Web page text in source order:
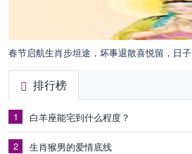
春节启航生肖步坦途，坏事退散喜悦留，日子
排行榜
1 白羊座能宅到什么程度？
2 生肖猴男的爱情底线